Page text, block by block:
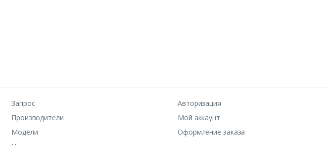
Запрос
Производители
Модели
Авторизация
Мой аккаунт
Оформление заказа